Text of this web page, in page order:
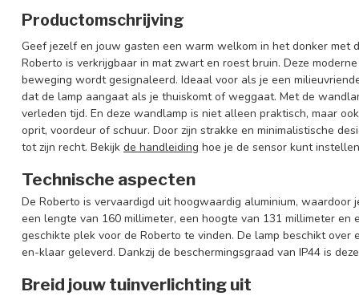
Productomschrijving
Geef jezelf en jouw gasten een warm welkom in het donker met
Roberto is verkrijgbaar in mat zwart en roest bruin. Deze
beweging wordt gesignaleerd. Ideaal voor als je een
dat de lamp aangaat als je thuiskomt of weggaat. Met de
verleden tijd. En deze wandlamp is niet alleen praktisch, maar
oprit, voordeur of schuur. Door zijn strakke en minimalistische
tot zijn recht. Bekijk de handleiding hoe je de sensor kunt
Technische aspecten
De Roberto is vervaardigd uit hoogwaardig aluminium, waardoor
een lengte van 160 millimeter, een hoogte van 131 millimeter
geschikte plek voor de Roberto te vinden. De lamp beschikt
en-klaar geleverd. Dankzij de beschermingsgraad van IP44 is
Breid jouw tuinverlichting uit